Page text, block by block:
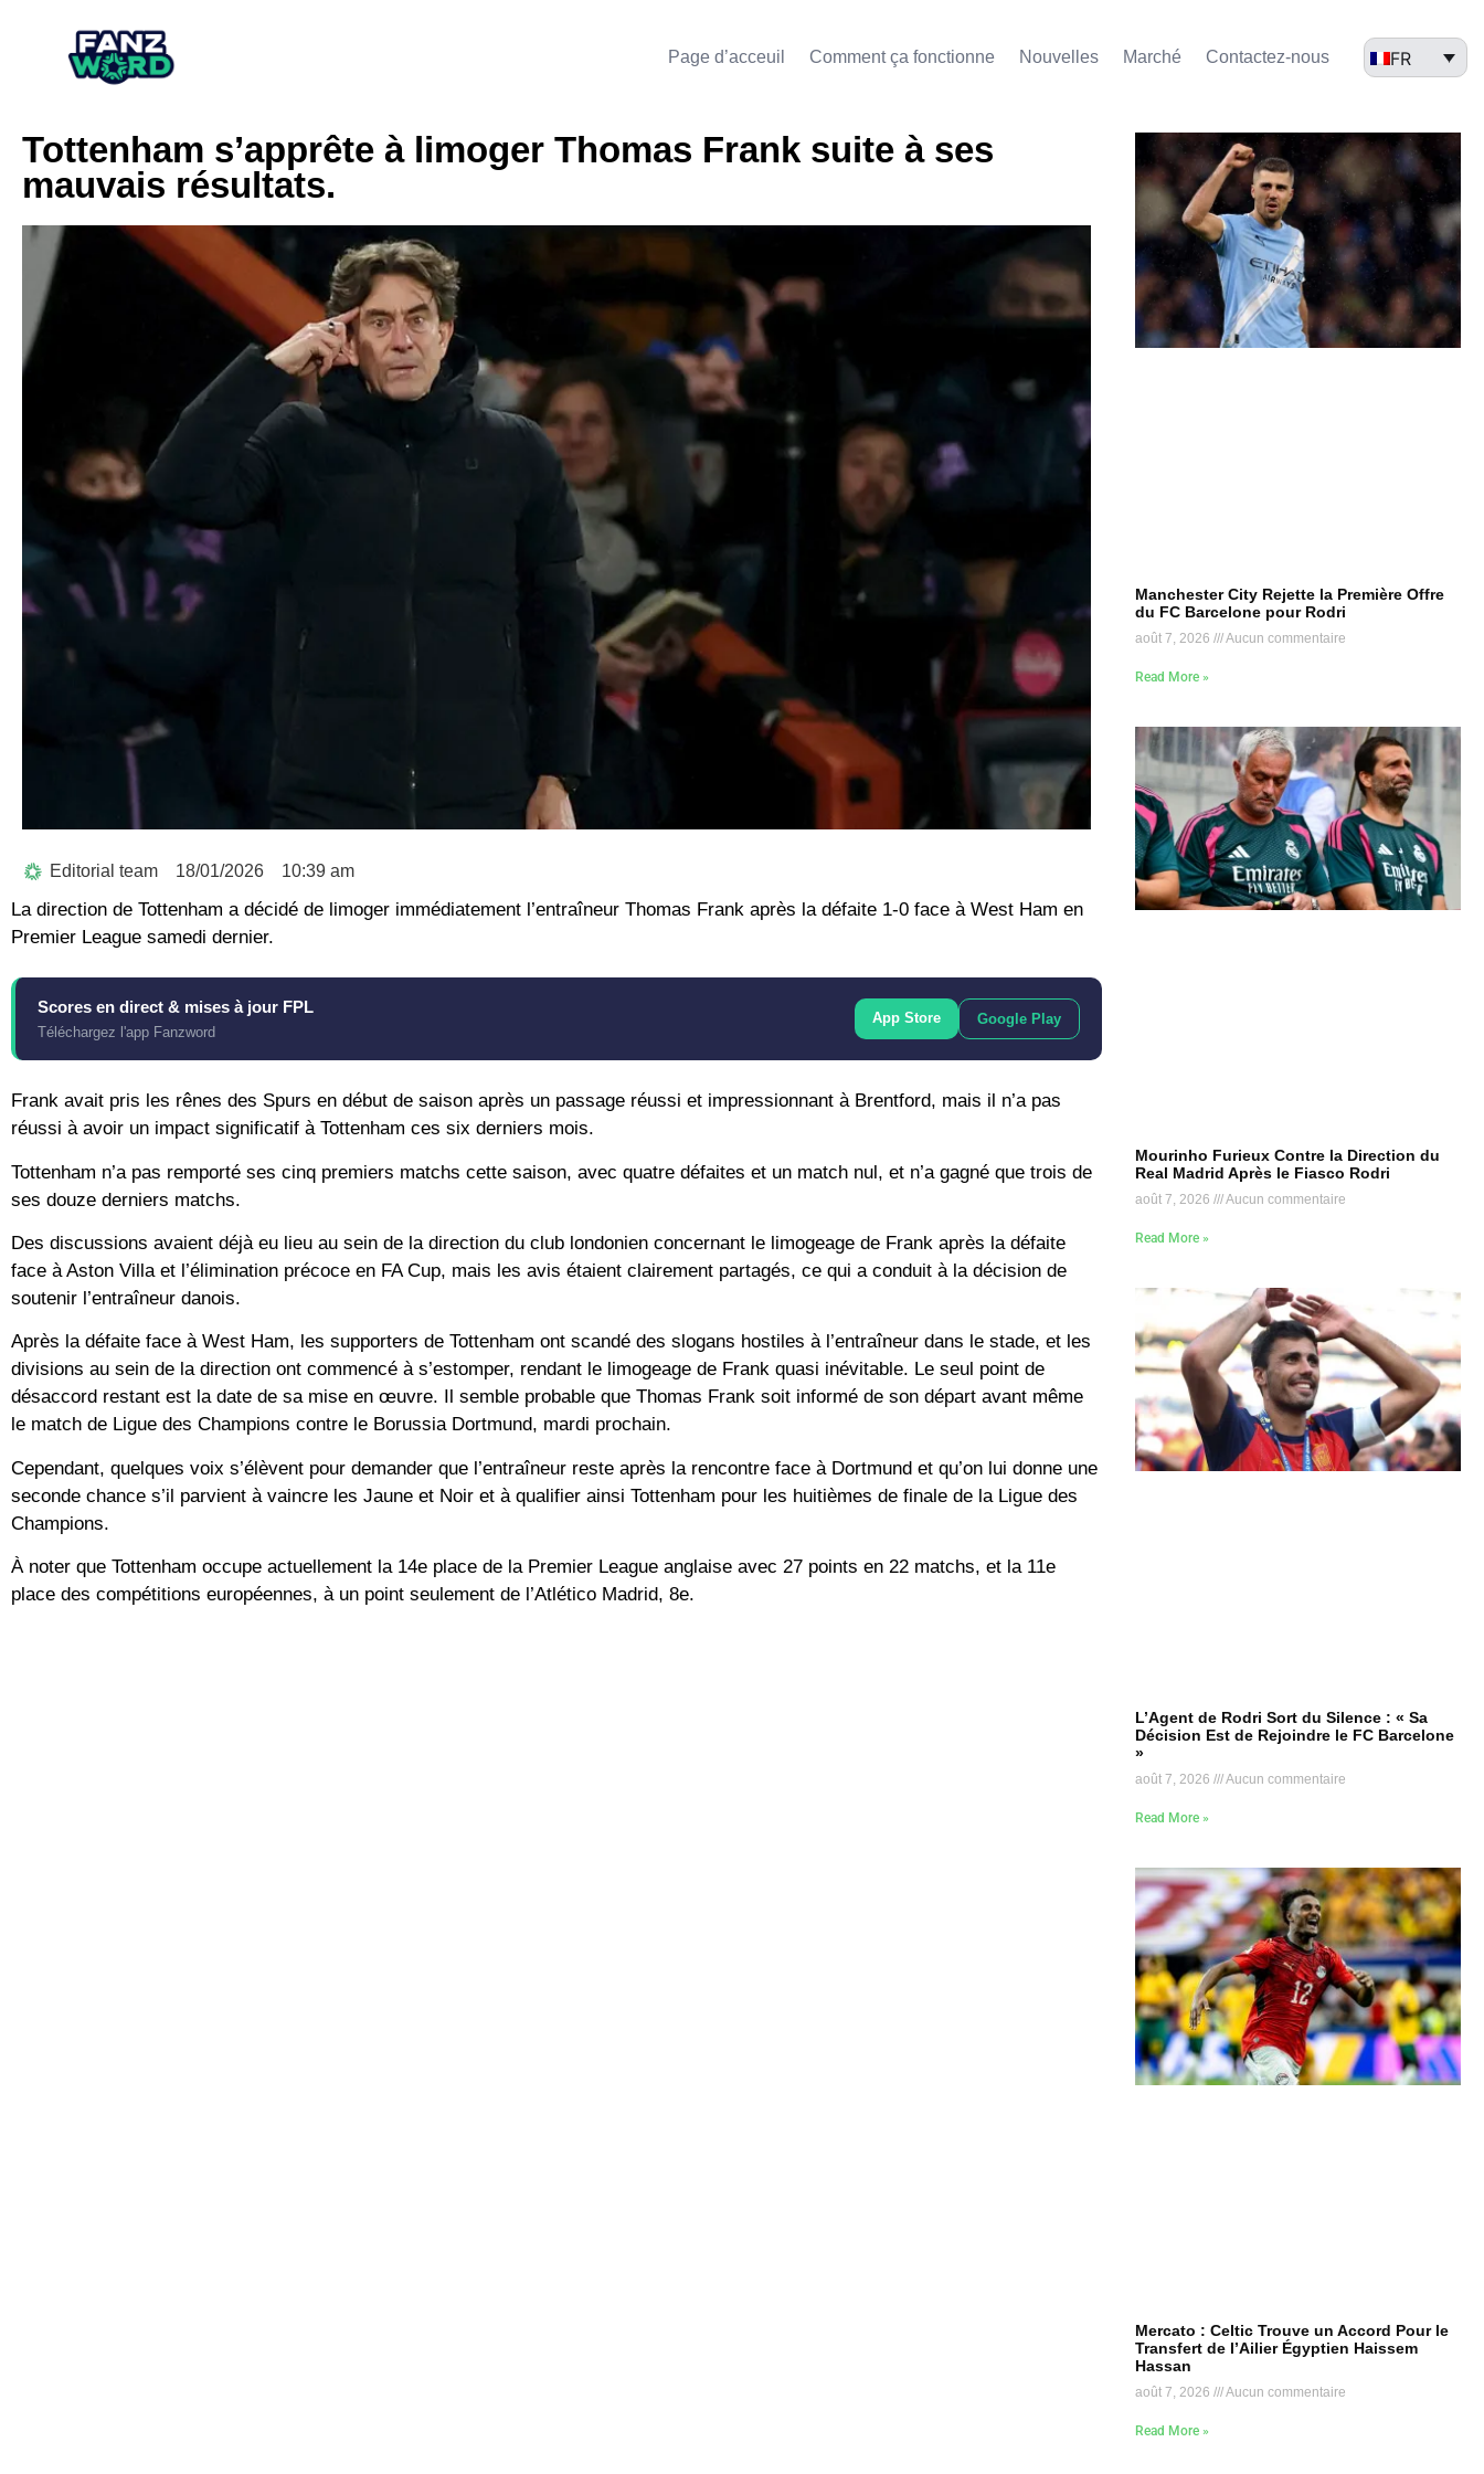
Page d’acceuil Comment ça fonctionne Nouvelles Marché​ Contactez-nous FR
Tottenham s’apprête à limoger Thomas Frank suite à ses
mauvais résultats.
Editorial team 18/01/2026 10:39 am
La direction de Tottenham a décidé de limoger immédiatement l’entraîneur Thomas Frank après la défaite 1-0 face à West Ham en
Premier League samedi dernier.
Scores en direct & mises à jour FPL
Téléchargez l'app Fanzword
App Store Google Play
Frank avait pris les rênes des Spurs en début de saison après un passage réussi et impressionnant à Brentford, mais il n’a pas
réussi à avoir un impact significatif à Tottenham ces six derniers mois.
Tottenham n’a pas remporté ses cinq premiers matchs cette saison, avec quatre défaites et un match nul, et n’a gagné que trois de
ses douze derniers matchs.
Des discussions avaient déjà eu lieu au sein de la direction du club londonien concernant le limogeage de Frank après la défaite
face à Aston Villa et l’élimination précoce en FA Cup, mais les avis étaient clairement partagés, ce qui a conduit à la décision de
soutenir l’entraîneur danois.
Après la défaite face à West Ham, les supporters de Tottenham ont scandé des slogans hostiles à l’entraîneur dans le stade, et les
divisions au sein de la direction ont commencé à s’estomper, rendant le limogeage de Frank quasi inévitable. Le seul point de
désaccord restant est la date de sa mise en œuvre. Il semble probable que Thomas Frank soit informé de son départ avant même
le match de Ligue des Champions contre le Borussia Dortmund, mardi prochain.
Cependant, quelques voix s’élèvent pour demander que l’entraîneur reste après la rencontre face à Dortmund et qu’on lui donne une
seconde chance s’il parvient à vaincre les Jaune et Noir et à qualifier ainsi Tottenham pour les huitièmes de finale de la Ligue des
Champions.
À noter que Tottenham occupe actuellement la 14e place de la Premier League anglaise avec 27 points en 22 matchs, et la 11e
place des compétitions européennes, à un point seulement de l’Atlético Madrid, 8e.
Manchester City Rejette la Première Offre
du FC Barcelone pour Rodri
août 7, 2026 Aucun commentaire
Read More »
Mourinho Furieux Contre la Direction du
Real Madrid Après le Fiasco Rodri
août 7, 2026 Aucun commentaire
Read More »
L’Agent de Rodri Sort du Silence : « Sa
Décision Est de Rejoindre le FC Barcelone
»
août 7, 2026 Aucun commentaire
Read More »
Mercato : Celtic Trouve un Accord Pour le
Transfert de l’Ailier Égyptien Haissem
Hassan
août 7, 2026 Aucun commentaire
Read More »